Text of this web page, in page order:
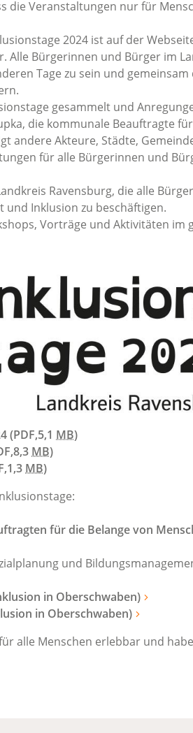
die Veranstaltungen nur für
2024 ist auf der
Alle Bürgerinnen und Bürger im
Tage zu sein und gemeinsam
gesammelt und
die kommunale Beauftragte
andere Akteure, Städte,
für alle Bürgerinnen und
Ravensburg, die alle
und Inklusion zu beschäftigen.
Vorträge und Aktivitäten im
(PDF,5,1 MB)
MB)
MB)
für die Belange von
und
in Oberschwaben)
in Oberschwaben)
alle Menschen erlebbar und